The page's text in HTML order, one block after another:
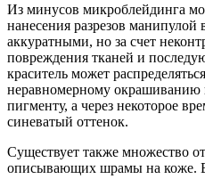
Из минусов микроблейдинга
нанесения разрезов
аккуратными, но за счет
повреждения тканей и
краситель может
неравномерному окрашиванию
пигменту, а через некоторое
синеватый оттенок.
Существует также множество
описывающих шрамы на коже.